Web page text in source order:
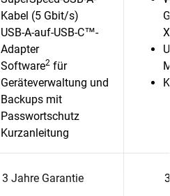
Kabel (5 Gbit/s)
USB-A-auf-USB-C™-
Adapter
Software2 für
Geräteverwaltung und
Backups mit
Passwortschutz
Kurzanleitung
3 Jahre Garantie